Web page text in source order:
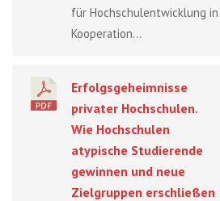
für Hochschulentwicklung in
Kooperation...
Erfolgsgeheimnisse
privater Hochschulen.
Wie Hochschulen
atypische Studierende
gewinnen und neue
Zielgruppen erschließen